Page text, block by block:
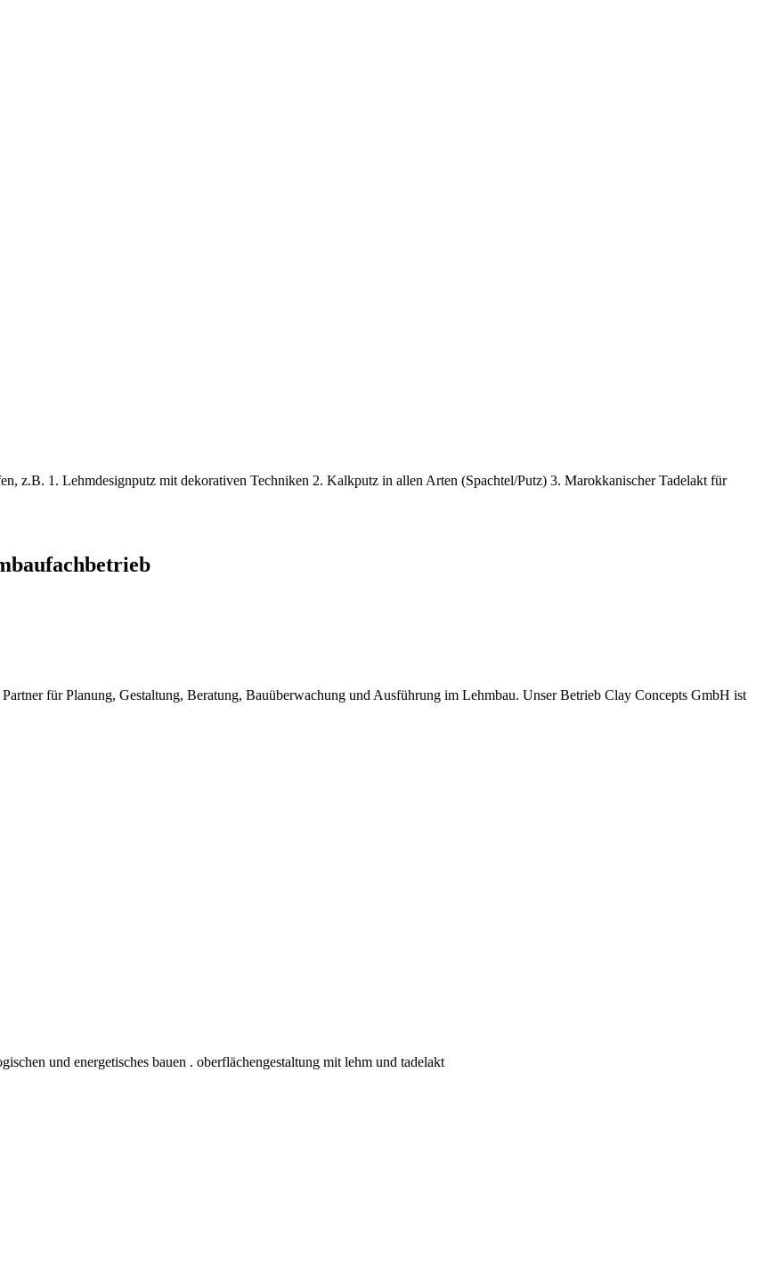
z.B. 1. Lehmdesignputz mit dekorativen Techniken 2. Kalkputz in allen Arten (Spachtel/Putz) 3. Marokkanischer Tadelakt für
für Planung, Gestaltung, Beratung, Bauüberwachung und Ausführung im Lehmbau. Unser Betrieb Clay Concepts GmbH ist
und energetisches bauen . oberflächengestaltung mit lehm und tadelakt